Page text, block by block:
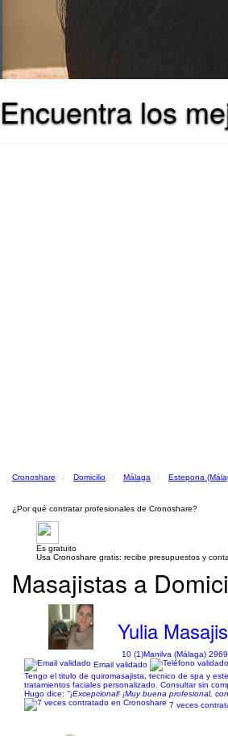
Encuentra los
Cronoshare Domicilio Málaga Estepona
¿Por qué contratar profesionales de Cronoshare?
Es gratuito
Usa Cronoshare gratis: recibe presupuestos y
Masajistas a
Yulia
10 (1)Manilva (Málaga)
Email validado
Tengo el titulo de quiromasajista, tecnico de spa y
tratamientos faciales personalizado. Consultar sin
Hugo dice: "¡Excepcional! ¡Muy buena profesional,
7 veces